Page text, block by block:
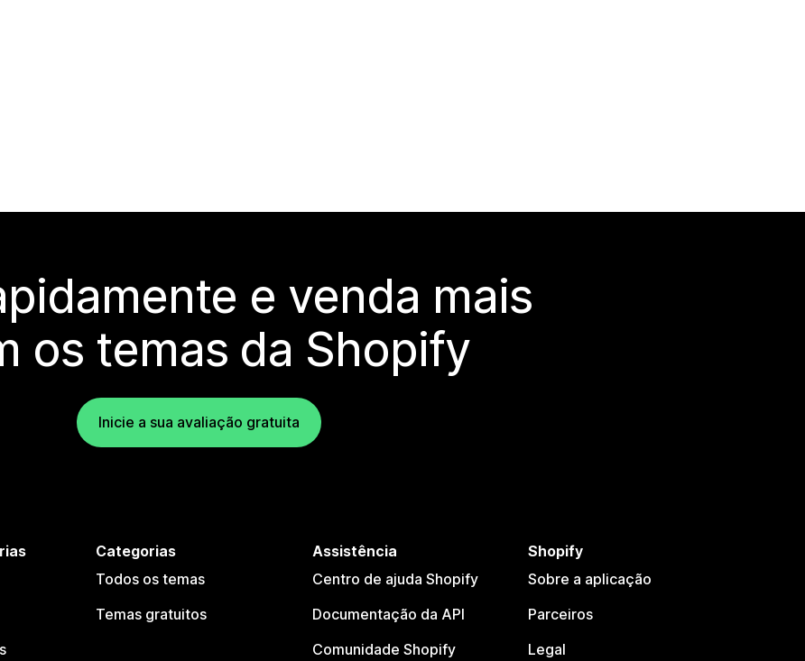
e venda mais
os temas da Shopify
Inicie a sua avaliação gratuita
Categorias
Todos os temas
Temas gratuitos
Assistência
Centro de ajuda Shopify
Documentação da API
Comunidade Shopify
Shopify
Sobre a aplicação
Parceiros
Legal